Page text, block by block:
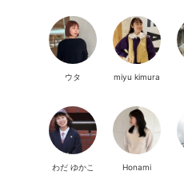
ウタ miyu kimura
わだ ゆかこ Honami